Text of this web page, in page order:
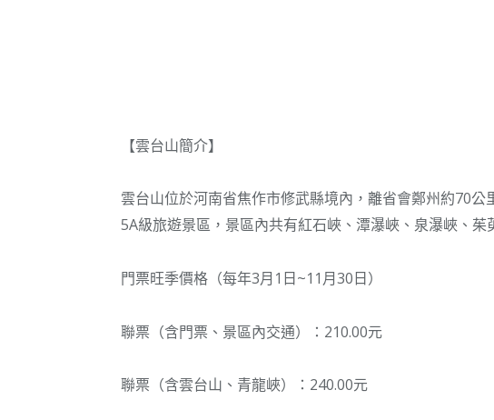
【雲台山簡介】
雲台山位於河南省焦作市修武縣境內，離省會鄭州約70
5A級旅遊景區，景區內共有紅石峽、潭瀑峽、泉瀑峽、茱
門票旺季價格（每年3月1日~11月30日）
聯票（含門票、景區內交通）：210.00元
聯票（含雲台山、青龍峽）：240.00元